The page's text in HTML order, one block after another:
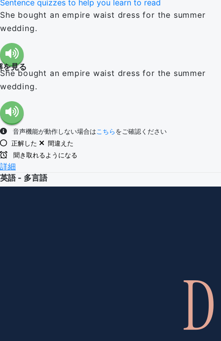
Sentence quizzes to help you learn to read
She bought an empire waist dress for the summer
wedding.
を見る
She bought an empire waist dress for the summer
wedding.
音声機能が動作しない場合はこちら をご確認ください
正解した
間違えた
聞き取れるようになる
詳細
英語 - 多言語